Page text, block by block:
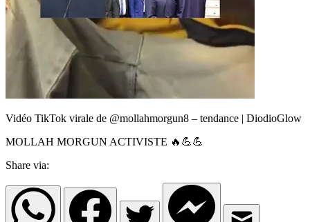
Vidéo TikTok virale de @mollahmorgun8 – tendance | DiodioGlow
MOLLAH MORGUN ACTIVISTE 🔥💪💪
Share via: